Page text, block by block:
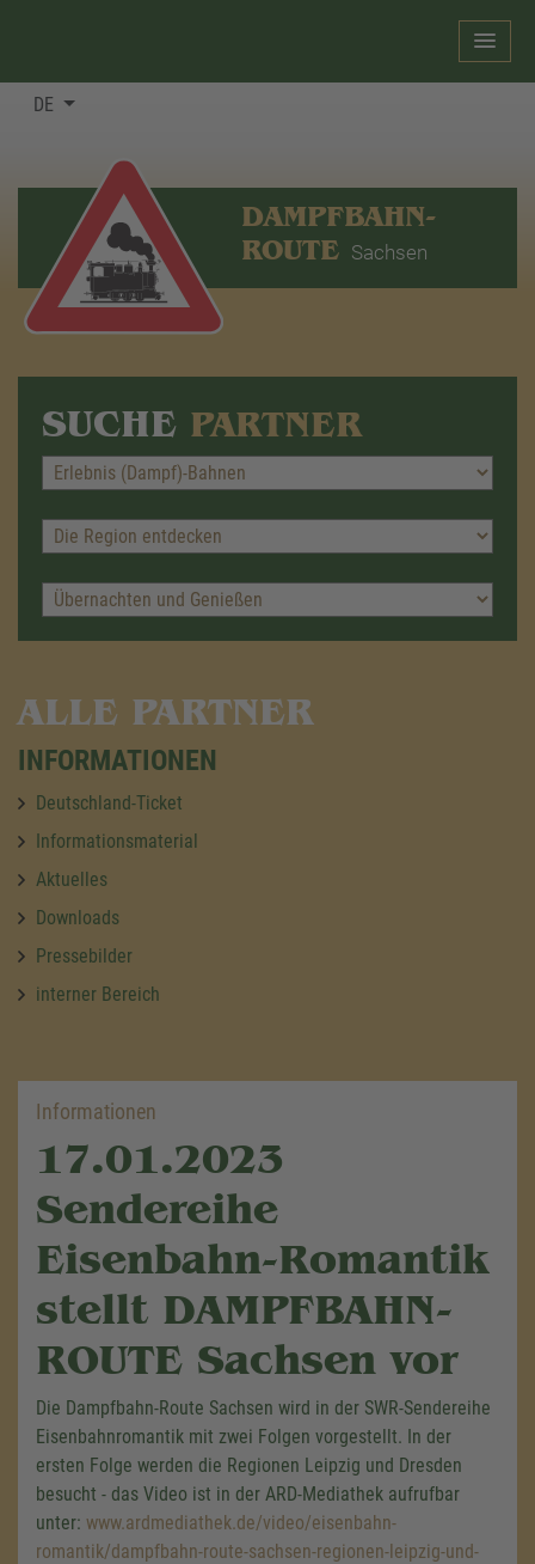
DE
DAMPFBAHN-
ROUTE Sachsen
SUCHE PARTNER
ALLE PARTNER
INFORMATIONEN
Deutschland-Ticket
Informationsmaterial
Aktuelles
Downloads
Pressebilder
interner Bereich
Informationen
17.01.2023
Sendereihe
Eisenbahn-Romantik
stellt DAMPFBAHN-
ROUTE Sachsen vor
Die Dampfbahn-Route Sachsen wird in der SWR-Sendereihe
Eisenbahnromantik mit zwei Folgen vorgestellt. In der
ersten Folge werden die Regionen Leipzig und Dresden
besucht - das Video ist in der ARD-Mediathek aufrufbar
unter: www.ardmediathek.de/video/eisenbahn-
romantik/dampfbahn-route-sachsen-regionen-leipzig-und-